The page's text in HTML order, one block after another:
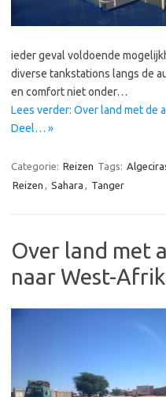
ieder geval voldoende
diverse tankstations langs de
en comfort niet onder…
Lees verder: Over land met de
Deel… »
Categorie: Reizen Tags:
Reizen
Sahara Tanger
Over land met
naar West-